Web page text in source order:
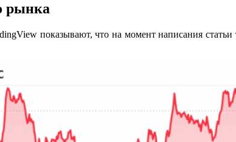
рынка
показывают, что на момент написания